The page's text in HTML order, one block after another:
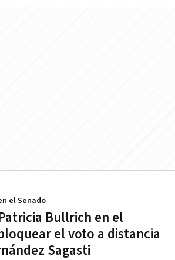
Bullrich en el
el voto a distancia
Sagasti
el Senado